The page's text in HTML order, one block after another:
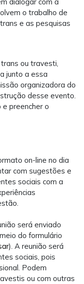
o trabalho de
e as pesquisas
ou travesti,
junto a essa
organizadora do
desse evento.
preencher o
on-line no dia
com sugestões e
sociais com a
será enviado
do formulário
). A reunião será
sociais, pois
Podem
ou com outras